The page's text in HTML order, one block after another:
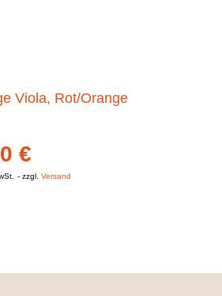
Viola, Rot/Orange
€
zzgl.Versand